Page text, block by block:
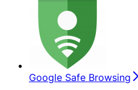
Google Safe Browsing